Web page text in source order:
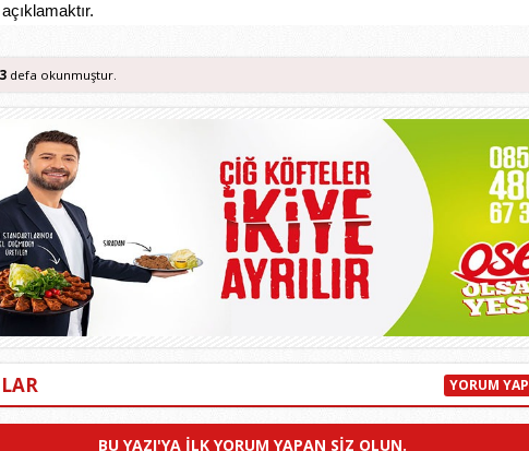
defa okunmuştur.
YORUM YAP
BU YAZI'YA ILK YORUM YAPAN SIZ OLUN.